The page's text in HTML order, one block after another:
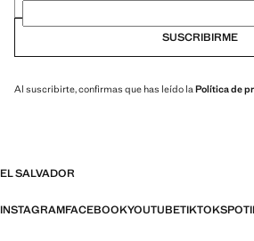
SUSCRIBIRME
Al suscribirte, confirmas que has leído laPolítica de
EL SALVADOR
INSTAGRAMFACEBOOKYOUTUBETIKTOK